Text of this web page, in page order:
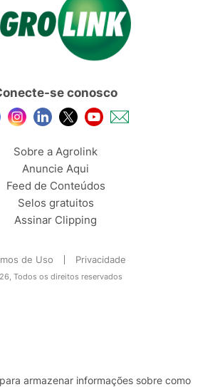
se conosco
Sobre a Agrolink
Anuncie Aqui
Feed de Conteúdos
Selos gratuitos
Assinar Clipping
de Uso Privacidade
Todos os direitos reservados
armazenar informações sobre como